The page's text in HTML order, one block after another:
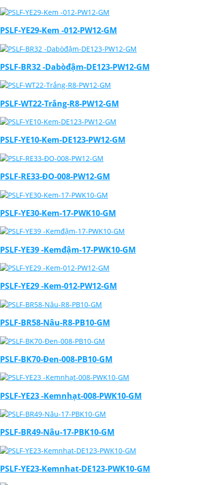
PSLF-YE29-Kem -012-PW12-GM
PSLF-BR32 -Dabòđậm-DE123-PW12-GM
PSLF-WT22-Trắng-R8-PW12-GM
PSLF-YE10-Kem-DE123-PW12-GM
PSLF-RE33-ĐO-008-PW12-GM
PSLF-YE30-Kem-17-PWK10-GM
PSLF-YE39 -Kemđậm-17-PWK10-GM
PSLF-YE29 -Kem-012-PW12-GM
PSLF-BR58-Nâu-R8-PB10-GM
PSLF-BK70-Đen-008-PB10-GM
PSLF-YE23 -Kemnhạt-008-PWK10-GM
PSLF-BR49-Nâu-17-PBK10-GM
PSLF-YE23-Kemnhat-DE123-PWK10-GM